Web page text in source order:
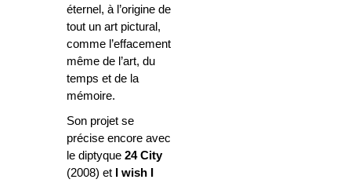
éternel, à l’origine de
tout un art pictural,
comme l’effacement
même de l’art, du
temps et de la
mémoire.
Son projet se
précise encore avec
le diptyque 24 City
(2008) et
I wish I